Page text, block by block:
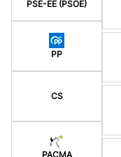
PSE-EE (PSOE)
PP
CS
PACMA